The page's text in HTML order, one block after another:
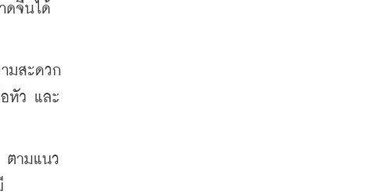
ดจีนได้
มสะดวก
อหัว และ
ตามแนว